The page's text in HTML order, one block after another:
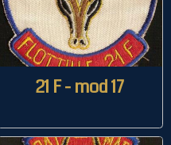
21 F - mod 17